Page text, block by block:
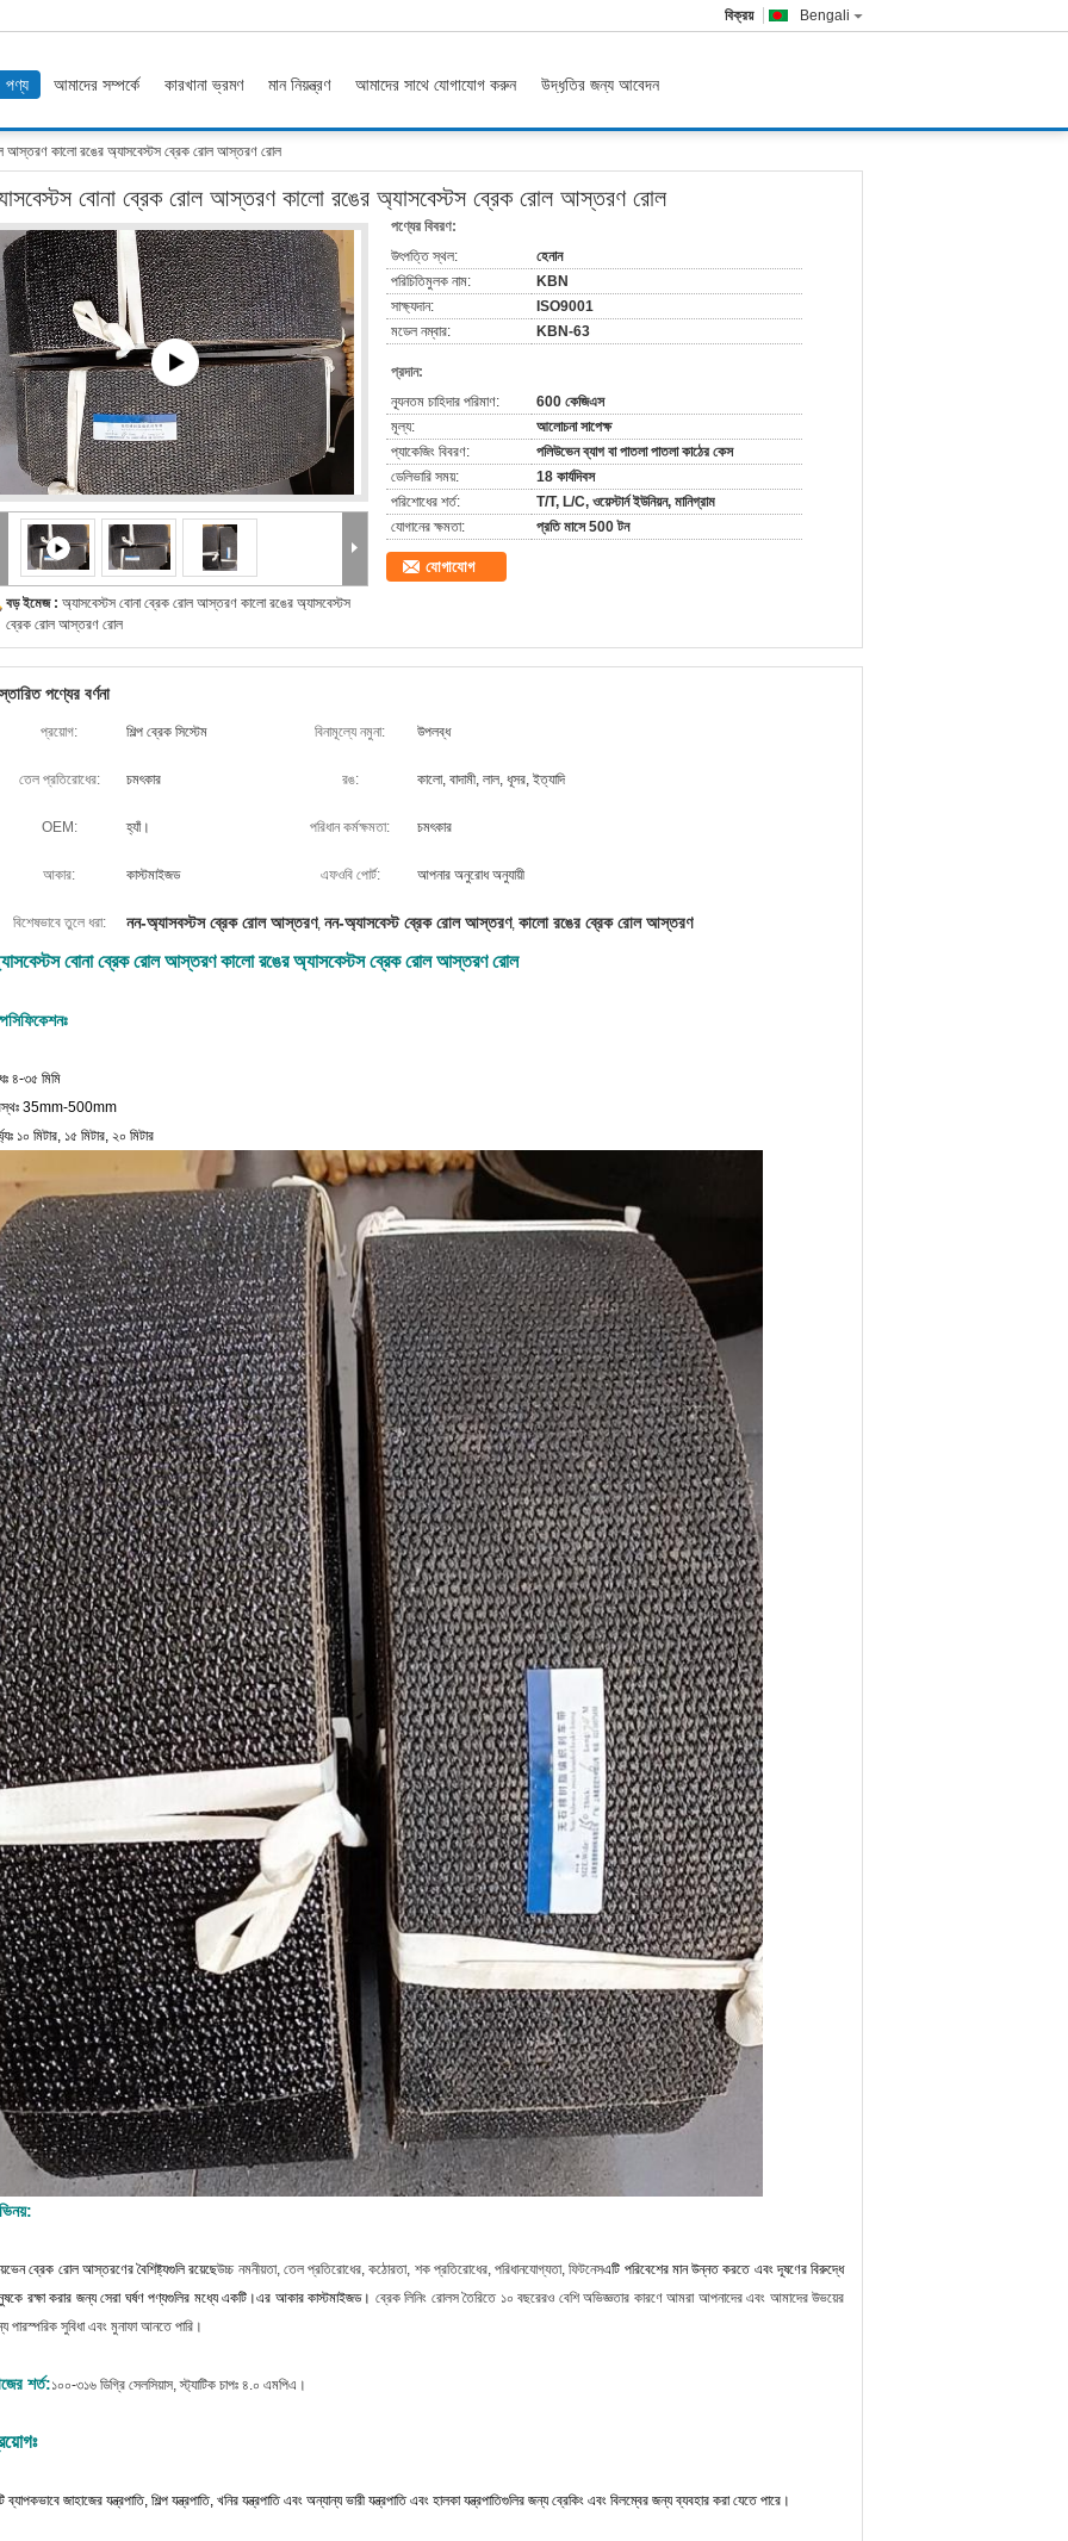
Bengali
বিক্রয়
পণ্য আমাদের সম্পর্কে কারখানা ভ্রমণ মান নিয়ন্ত্রণ আমাদের সাথে যোগাযোগ করুন উদ্ধৃতির জন্য আবেদন
আস্তরণ কালো রঙের অ্যাসবেস্টস ব্রেক রোল আস্তরণ রোল
বোনা ব্রেক রোল আস্তরণ কালো রঙের অ্যাসবেস্টস ব্রেক রোল আস্তরণ রোল
বড় ইমেজ : অ্যাসবেস্টস বোনা ব্রেক রোল আস্তরণ কালো রঙের অ্যাসবেস্টস
ব্রেক রোল আস্তরণ রোল
পণ্যের বিবরণ:
উৎপত্তি স্থল:
হেনান
পরিচিতিমুলক নাম:
KBN
সাক্ষ্যদান:
ISO9001
মডেল নম্বার:
KBN-63
প্রদান:
ন্যূনতম চাহিদার পরিমাণ:
600 কেজিএস
মূল্য:
আলোচনা সাপেক্ষ
প্যাকেজিং বিবরণ:
পলিউভেন ব্যাগ বা পাতলা পাতলা কাঠের কেস
ডেলিভারি সময়:
18 কার্যদিবস
পরিশোধের শর্ত:
T/T, L/C, ওয়েস্টার্ন ইউনিয়ন, মানিগ্রাম
যোগানের ক্ষমতা:
প্রতি মাসে 500 টন
যোগাযোগ
পণ্যের বর্ণনা
প্রয়োগ: শিল্প ব্রেক সিস্টেম বিনামূল্যে নমুনা: উপলব্ধ
তেল প্রতিরোধের: চমৎকার রঙ: কালো, বাদামী, লাল, ধূসর, ইত্যাদি
OEM: হ্যাঁ। পরিধান কর্মক্ষমতা: চমৎকার
আকার: কাস্টমাইজড এফওবি পোর্ট: আপনার অনুরোধ অনুযায়ী
বিশেষভাবে তুলে ধরা: নন-অ্যাসবস্টস ব্রেক রোল আস্তরণ, নন-অ্যাসবেস্ট ব্রেক রোল আস্তরণ, কালো রঙের ব্রেক রোল আস্তরণ
বোনা ব্রেক রোল আস্তরণ কালো রঙের অ্যাসবেস্টস ব্রেক রোল আস্তরণ রোল
৪-৩৫ মিমি
35mm-500mm
১০ মিটার, ১৫ মিটার, ২০ মিটার
ব্রেক রোল আস্তরণের বৈশিষ্ট্যগুলি রয়েছেউচ্চ নমনীয়তা, তেল প্রতিরোধের, কঠোরতা, শক প্রতিরোধের, পরিধানযোগ্যতা, ফিটনেসএটি পরিবেশের মান উন্নত করতে এবং দূষণের বিরুদ্ধে
রক্ষা করার জন্য সেরা ঘর্ষণ পণ্যগুলির মধ্যে একটি।এর আকার কাস্টমাইজড। ব্রেক লিনিং রোলস তৈরিতে ১০ বছরেরও বেশি অভিজ্ঞতার কারণে আমরা আপনাদের এবং আমাদের উভয়ের
পারস্পরিক সুবিধা এবং মুনাফা আনতে পারি।
শর্ত:১০০-৩১৬ ডিগ্রি সেলসিয়াস, স্ট্যাটিক চাপঃ ৪.০ এমপিএ।
ব্যাপকভাবে জাহাজের যন্ত্রপাতি, শিল্প যন্ত্রপাতি, খনির যন্ত্রপাতি এবং অন্যান্য ভারী যন্ত্রপাতি এবং হালকা যন্ত্রপাতিগুলির জন্য ব্রেকিং এবং বিলম্বের জন্য ব্যবহার করা যেতে পারে।